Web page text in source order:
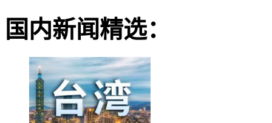
国内新闻精选：